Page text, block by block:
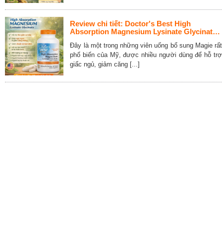
Review chi tiết: Doctor's Best High
Absorption Magnesium Lysinate Glycinate
Đây là một trong những viên uống bổ sung Magie rất
phổ biến của Mỹ, được nhiều người dùng để hỗ trợ
giấc ngủ, giảm căng [...]